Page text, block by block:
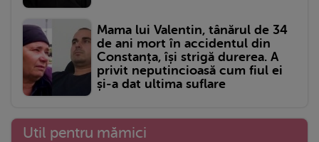
Mama lui Valentin, tânărul de 34
de ani mort în accidentul din
Constanța, își strigă durerea. A
privit neputincioasă cum fiul ei
și-a dat ultima suflare
Util pentru mămici